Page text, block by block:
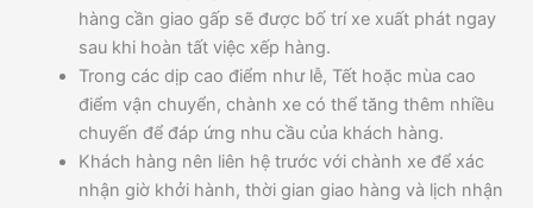
hàng cần giao gấp sẽ được bố trí xe xuất phát ngay
sau khi hoàn tất việc xếp hàng.
Trong các dịp cao điểm như lễ, Tết hoặc mùa cao
điểm vận chuyển, chành xe có thể tăng thêm nhiều
chuyến để đáp ứng nhu cầu của khách hàng.
Khách hàng nên liên hệ trước với chành xe để xác
nhận giờ khởi hành, thời gian giao hàng và lịch nhận